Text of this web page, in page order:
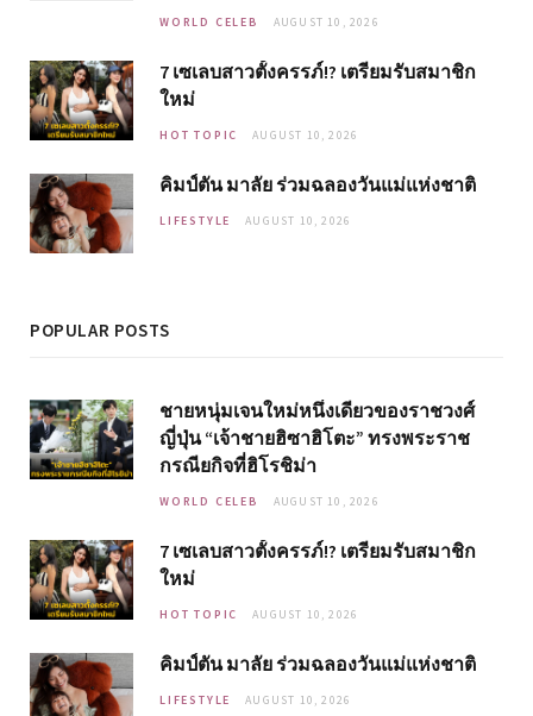
WORLD CELEB AUGUST 10, 2026
7 เซเลบสาวตั้งครรภ์!? เตรียมรับสมาชิก
ใหม่
HOT TOPIC AUGUST 10, 2026
คิมป์ตัน มาลัย ร่วมฉลองวันแม่แห่งชาติ
LIFESTYLE AUGUST 10, 2026
POPULAR POSTS
ชายหนุ่มเจนใหม่หนึ่งเดียวของราชวงศ์
ญี่ปุ่น “เจ้าชายฮิซาฮิโตะ” ทรงพระราช
กรณียกิจที่ฮิโรชิม่า
WORLD CELEB AUGUST 10, 2026
7 เซเลบสาวตั้งครรภ์!? เตรียมรับสมาชิก
ใหม่
HOT TOPIC AUGUST 10, 2026
คิมป์ตัน มาลัย ร่วมฉลองวันแม่แห่งชาติ
LIFESTYLE AUGUST 10, 2026